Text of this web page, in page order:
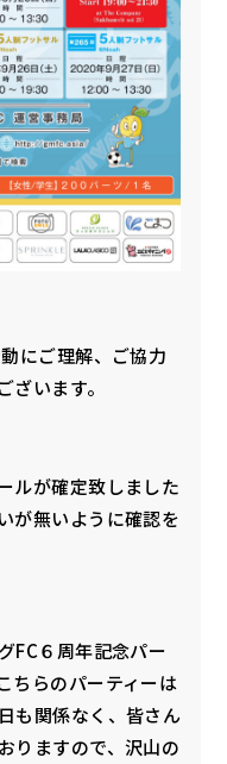
にご理解、ご協力
います。
ルが確定致しました
が無いように確認を
FC６周年記念パー
ちらのパーティーは
も関係なく、皆さん
りますので、沢山の